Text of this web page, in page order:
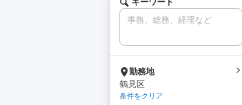
勤務地
鶴見区
条件をクリア